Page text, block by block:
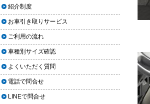
別に徹底比較
ヘッドライト黄ばみ取りの料金相
場｜イエローハット・オートバッ
クス・専門店を徹底比較【2026年
版】
【2026年版】イエローハットのカ
ーフィルム料金はいくら？施工内
容・相場・安くするコツ
埼玉本店が東京方面からこれまで以
上に利用しやすく
2024.02.29
2024年3月14日・臨時休業のお知らせ
2023.12.21
年末年始の予定（2023年-2024年）
2023.11.26
年末に「車も大掃除」をしようキャ
紹介制度
お車引き取りサービス
ご利用の流れ
車種別サイズ確認
よくいただく質問
電話で問合せ
LINEで問合せ